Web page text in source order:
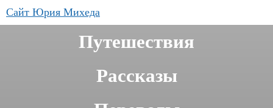
Сайт Юрия Михеда
Путешествия
Рассказы